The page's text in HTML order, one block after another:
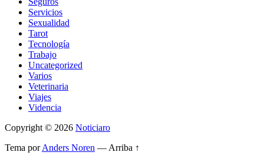
Servicios
Sexualidad
Tarot
Tecnología
Trabajo
Uncategorized
Varios
Veterinaria
Viajes
Videncia
Copyright © 2026 Noticiaro
Tema porAnders Noren — Arriba ↑